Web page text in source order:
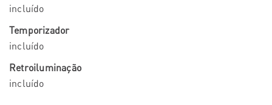
incluído
Temporizador
incluído
Retroiluminação
incluído